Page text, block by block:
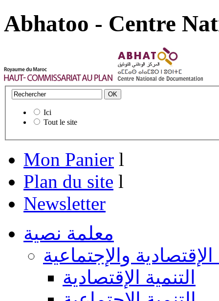
Abhatoo - Centre
Ici
Tout le site
Mon Panier l
Plan du site l
Newsletter
معلمة نصية
الإقتصادية والإجتماعية
التنمية الإقتصادية